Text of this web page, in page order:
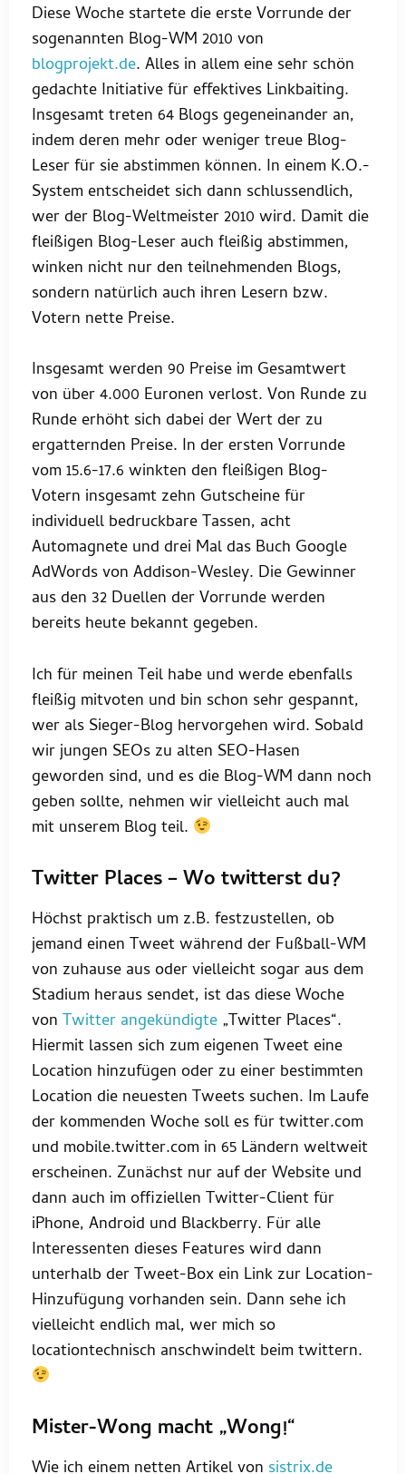
Diese Woche startete die erste Vorrunde der
sogenannten Blog-WM 2010 von
blogprojekt.de. Alles in allem eine sehr schön
gedachte Initiative für effektives Linkbaiting.
Insgesamt treten 64 Blogs gegeneinander an,
indem deren mehr oder weniger treue Blog-
Leser für sie abstimmen können. In einem K.O.-
System entscheidet sich dann schlussendlich,
wer der Blog-Weltmeister 2010 wird. Damit die
fleißigen Blog-Leser auch fleißig abstimmen,
winken nicht nur den teilnehmenden Blogs,
sondern natürlich auch ihren Lesern bzw.
Votern nette Preise.
Insgesamt werden 90 Preise im Gesamtwert
von über 4.000 Euronen verlost. Von Runde zu
Runde erhöht sich dabei der Wert der zu
ergatternden Preise. In der ersten Vorrunde
vom 15.6-17.6 winkten den fleißigen Blog-
Votern insgesamt zehn Gutscheine für
individuell bedruckbare Tassen, acht
Automagnete und drei Mal das Buch Google
AdWords von Addison-Wesley. Die Gewinner
aus den 32 Duellen der Vorrunde werden
bereits heute bekannt gegeben.
Ich für meinen Teil habe und werde ebenfalls
fleißig mitvoten und bin schon sehr gespannt,
wer als Sieger-Blog hervorgehen wird. Sobald
wir jungen SEOs zu alten SEO-Hasen
geworden sind, und es die Blog-WM dann noch
geben sollte, nehmen wir vielleicht auch mal
mit unserem Blog teil.
Twitter Places – Wo twitterst du?
Höchst praktisch um z.B. festzustellen, ob
jemand einen Tweet während der Fußball-WM
von zuhause aus oder vielleicht sogar aus dem
Stadium heraus sendet, ist das diese Woche
von Twitter angekündigte „Twitter Places“.
Hiermit lassen sich zum eigenen Tweet eine
Location hinzufügen oder zu einer bestimmten
Location die neuesten Tweets suchen. Im Laufe
der kommenden Woche soll es für twitter.com
und mobile.twitter.com in 65 Ländern weltweit
erscheinen. Zunächst nur auf der Website und
dann auch im offiziellen Twitter-Client für
iPhone, Android und Blackberry. Für alle
Interessenten dieses Features wird dann
unterhalb der Tweet-Box ein Link zur Location-
Hinzufügung vorhanden sein. Dann sehe ich
vielleicht endlich mal, wer mich so
locationtechnisch anschwindelt beim twittern.
Mister-Wong macht „Wong!“